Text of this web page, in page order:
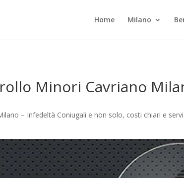
Home Milano
Minori Cavriano
– Infedeltà Coniugali e non solo, costi chiari e